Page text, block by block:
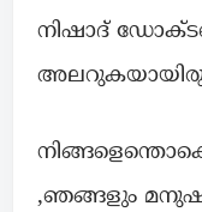
നിഷാദ്
,ഞങ്ങളും